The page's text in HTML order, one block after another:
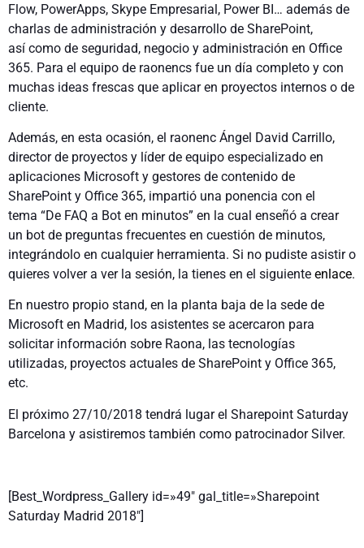
Flow, PowerApps, Skype Empresarial, Power BI… además de
charlas de administración y desarrollo de SharePoint,
así como de seguridad, negocio y administración en Office
365. Para el equipo de raonencs fue un día completo y con
muchas ideas frescas que aplicar en proyectos internos o de
cliente.
Además, en esta ocasión, el raonenc Ángel David Carrillo,
director de proyectos y líder de equipo especializado en
aplicaciones Microsoft y gestores de contenido de
SharePoint y Office 365, impartió una ponencia con el
tema “De FAQ a Bot en minutos” en la cual enseñó a crear
un bot de preguntas frecuentes en cuestión de minutos,
integrándolo en cualquier herramienta. Si no pudiste asistir o
quieres volver a ver la sesión, la tienes en el siguiente enlace.
En nuestro propio stand, en la planta baja de la sede de
Microsoft en Madrid, los asistentes se acercaron para
solicitar información sobre Raona, las tecnologías
utilizadas, proyectos actuales de SharePoint y Office 365,
etc.
El próximo 27/10/2018 tendrá lugar el Sharepoint Saturday
Barcelona y asistiremos también como patrocinador Silver.
[Best_Wordpress_Gallery id=»49″ gal_title=»Sharepoint
Saturday Madrid 2018″]